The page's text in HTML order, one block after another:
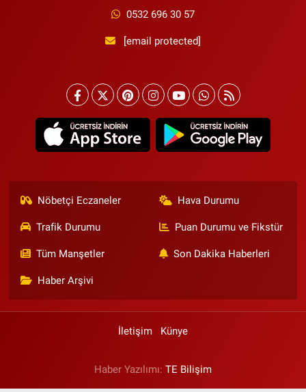
0532 696 30 57
[email protected]
Nöbetçi Eczaneler Hava Durumu
Trafik Durumu Puan Durumu ve Fikstür
Tüm Manşetler Son Dakika Haberleri
Haber Arşivi
İletişim Künye
Haber Yazılımı: TE Bilişim